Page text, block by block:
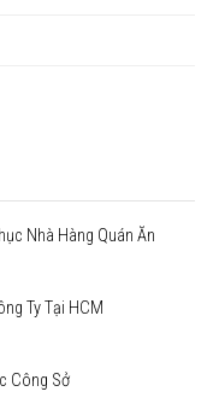
Nhà Hàng Quán Ăn
Ty Tại HCM
Công Sở